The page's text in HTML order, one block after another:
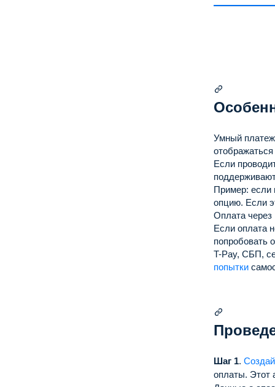
Умный
Если
Пример:
опцию. Если
Оплата через
Если оплата
попробовать
T-Pay, СБП,
попытки
Шаг 1.
оплаты. Этот